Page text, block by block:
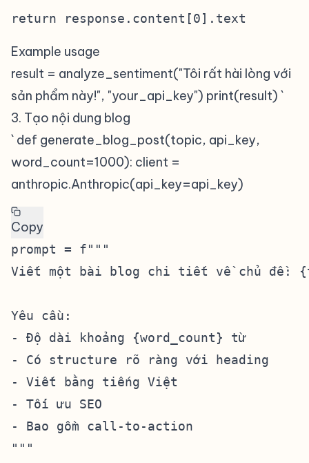
Example usage
result = analyze_sentiment("Tôi rất hài lòng với
sản phẩm này!", "your_api_key") print(result) `
3. Tạo nội dung blog
` def generate_blog_post(topic, api_key,
word_count=1000): client =
anthropic.Anthropic(api_key=api_key)
Copy
prompt = f"""
Viết một bài blog chi tiết về chủ đề:
Yêu cầu:
- Độ dài khoảng {word_count} từ
- Có structure rõ ràng với heading
- Viết bằng tiếng Việt
- Tối ưu SEO
- Bao gồm call-to-action
"""